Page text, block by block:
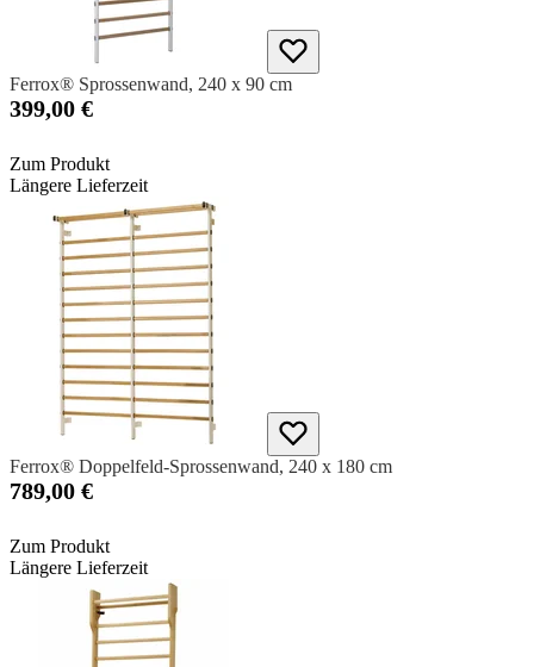
Ferrox® Sprossenwand, 240 x 90 cm
399,00 €
Zum Produkt
Längere Lieferzeit
Ferrox® Doppelfeld-Sprossenwand, 240 x 180 cm
789,00 €
Zum Produkt
Längere Lieferzeit